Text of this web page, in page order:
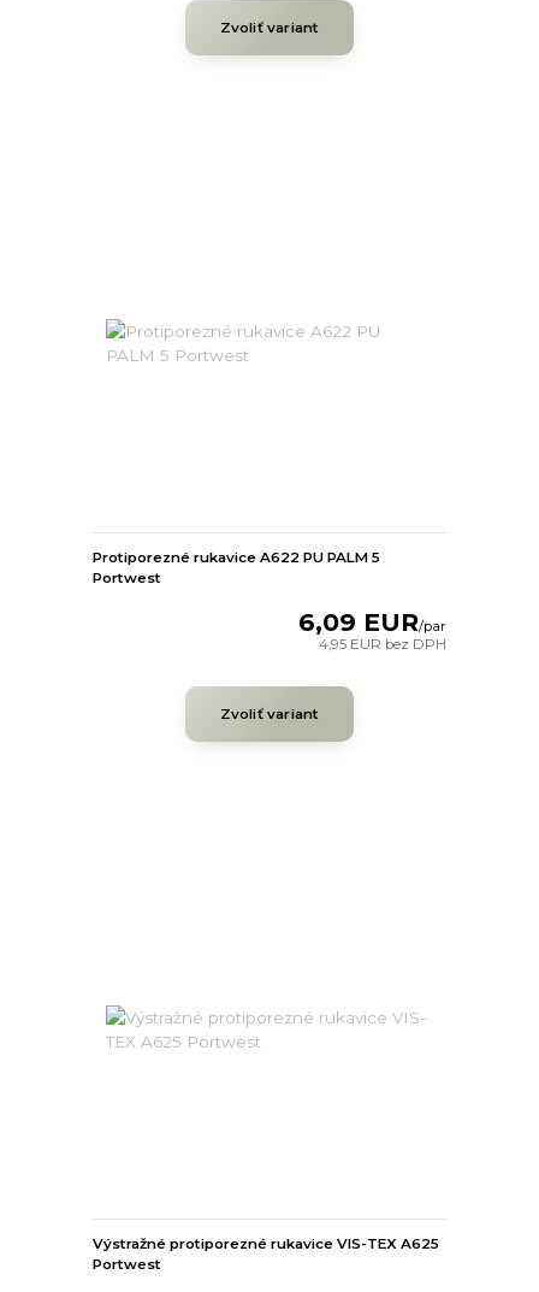
Zvoliť variant
Protiporezné rukavice A622 PU PALM 5
Portwest
6,09 EUR/par
4,95 EUR bez DPH
Zvoliť variant
Výstražné protiporezné rukavice VIS-TEX A625
Portwest